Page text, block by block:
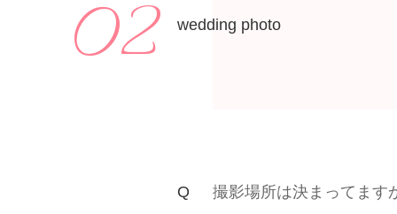
02 wedding photo
撮影場所は決まってます